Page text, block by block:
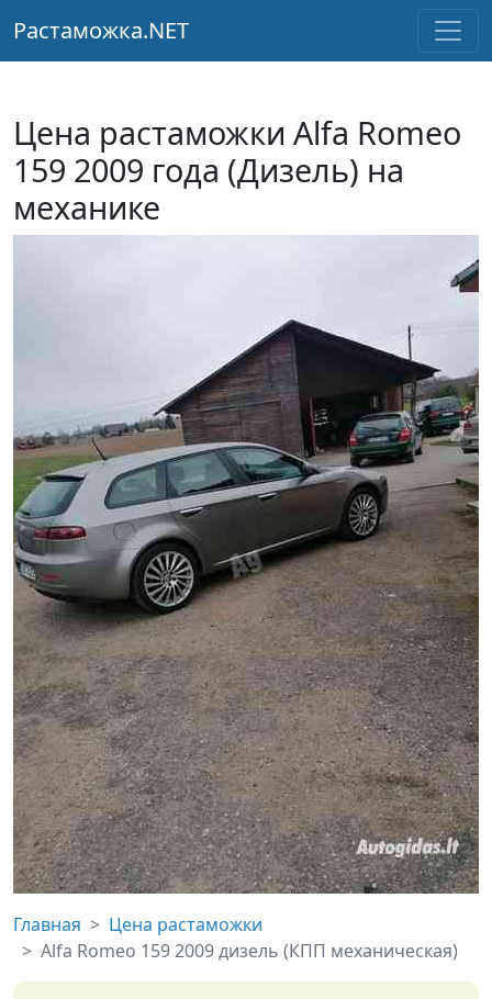
Растаможка.NET
Цена растаможки Alfa Romeo
159 2009 года (Дизель) на
механике
Главная
Цена растаможки
Alfa Romeo 159 2009 дизель (КПП механическая)